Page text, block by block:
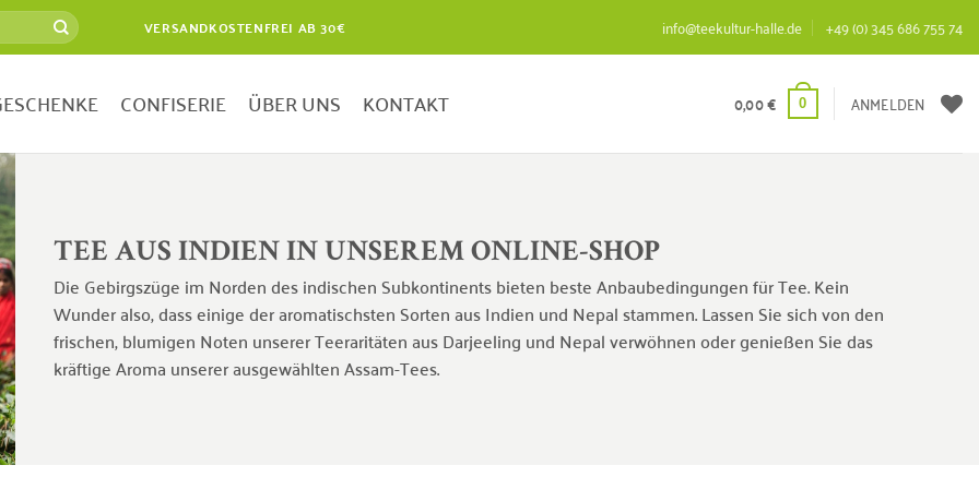
VERSANDKOSTENFREI AB 30€ info@teekultur-halle.de +49 (0) 345 686 755 74
CONFISERIE ÜBER UNS KONTAKT 0,00€ 0 ANMELDEN
TEE AUS INDIEN IN UNSEREM ONLINE-SHOP
Die Gebirgszüge im Norden des indischen Subkontinents bieten beste Anbaubedingungen für Tee. Kein
Wunder also, dass einige der aromatischsten Sorten aus Indien und Nepal stammen. Lassen Sie sich von den
frischen, blumigen Noten unserer Teeraritäten aus Darjeeling und Nepal verwöhnen oder genießen Sie das
kräftige Aroma unserer ausgewählten Assam-Tees.